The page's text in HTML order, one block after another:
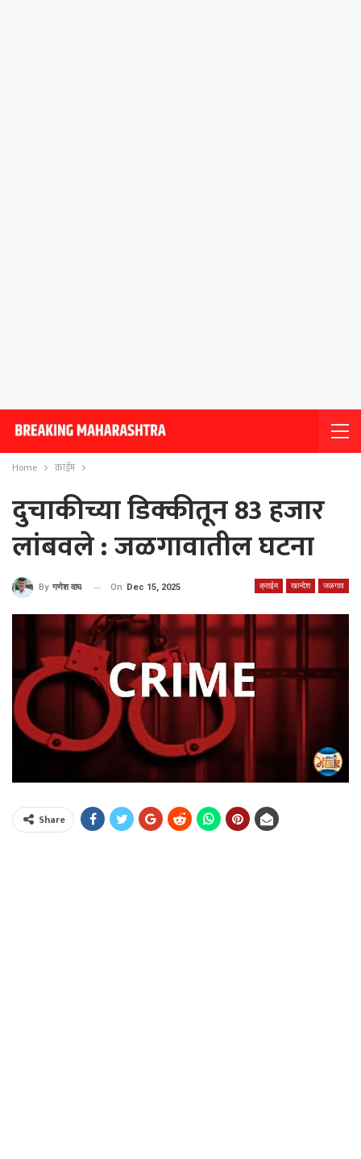
Home क्राईम
दुचाकीच्या डिक्कीतून 83 हजार
लांबवले : जळगावातील घटना
क्राईम खान्देश जळगाव
By गणेश वाघ On Dec 15, 2025
Share